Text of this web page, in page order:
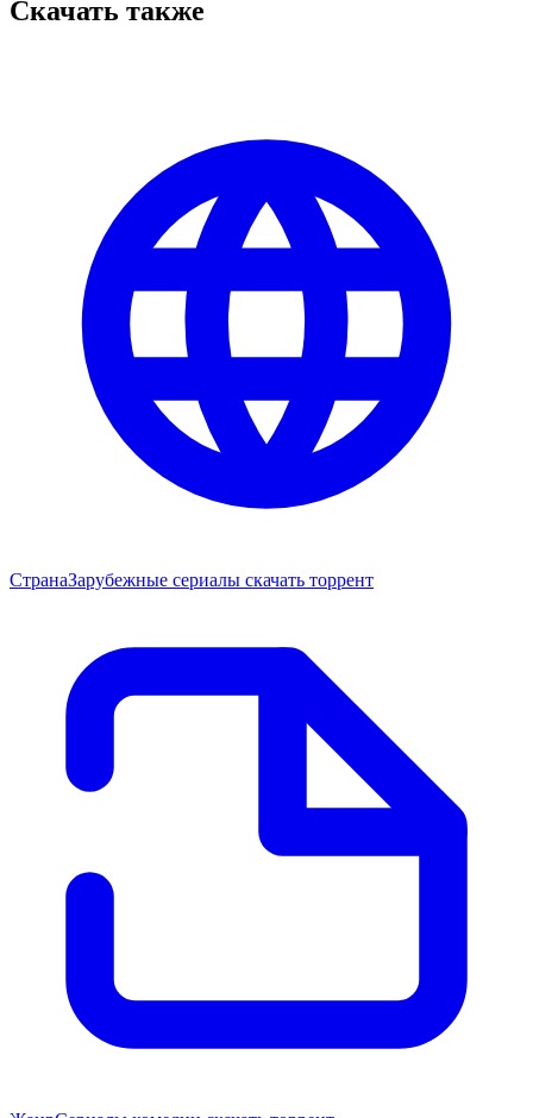
Скачать также
СтранаЗарубежные сериалы скачать торрент